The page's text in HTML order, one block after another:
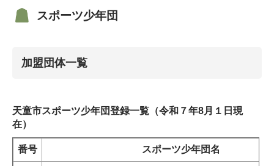
スポーツ少年団
加盟団体一覧
天童市スポーツ少年団登録一覧（令和７年8月１日現
在）
番号 スポーツ少年団名